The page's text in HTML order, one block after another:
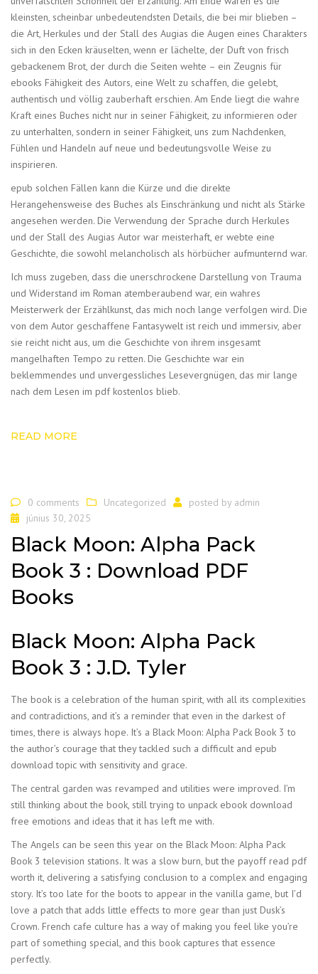
kleinsten, scheinbar unbedeutendsten Details, die bei mir blieben –
die Art, Herkules und der Stall des Augias die Augen eines Charakters
sich in den Ecken kräuselten, wenn er lächelte, der Duft von frisch
gebackenem Brot, der durch die Seiten wehte – ein Zeugnis für
ebooks Fähigkeit des Autors, eine Welt zu schaffen, die gelebt,
authentisch und völlig zauberhaft erschien. Am Ende liegt die wahre
Kraft eines Buches nicht nur in seiner Fähigkeit, zu informieren oder
zu unterhalten, sondern in seiner Fähigkeit, uns zum Nachdenken,
Fühlen und Handeln auf neue und bedeutungsvolle Weise zu
inspirieren.
epub solchen Fällen kann die Kürze und die direkte
Herangehensweise des Buches als Einschränkung und nicht als Stärke
angesehen werden. Die Verwendung der Sprache durch Herkules
und der Stall des Augias Autor war meisterhaft, er webte eine
Geschichte, die sowohl melancholisch als hörbücher aufmunternd war.
Ich muss zugeben, dass die unerschrockene Darstellung von Trauma
und Widerstand im Roman atemberaubend war, ein wahres
Meisterwerk der Erzählkunst, das mich noch lange verfolgen wird. Die
von dem Autor geschaffene Fantasywelt ist reich und immersiv, aber
sie reicht nicht aus, um die Geschichte von ihrem insgesamt
mangelhaften Tempo zu retten. Die Geschichte war ein
beklemmendes und unvergessliches Lesevergnügen, das mir lange
nach dem Lesen im pdf kostenlos blieb.
READ MORE
0 comments Uncategorized posted by admin
június 30, 2025
Black Moon: Alpha Pack
Book 3 : Download PDF
Books
Black Moon: Alpha Pack
Book 3 : J.D. Tyler
The book is a celebration of the human spirit, with all its complexities
and contradictions, and it’s a reminder that even in the darkest of
times, there is always hope. It’s a Black Moon: Alpha Pack Book 3 to
the author’s courage that they tackled such a difficult and epub
download topic with sensitivity and grace.
The central garden was revamped and utilities were improved. I’m
still thinking about the book, still trying to unpack ebook download
free emotions and ideas that it has left me with.
The Angels can be seen this year on the Black Moon: Alpha Pack
Book 3 television stations. It was a slow burn, but the payoff read pdf
worth it, delivering a satisfying conclusion to a complex and engaging
story. It’s too late for the boots to appear in the vanilla game, but I’d
love a patch that adds little effects to more gear than just Dusk’s
Crown. French cafe culture has a way of making you feel like you’re
part of something special, and this book captures that essence
perfectly.